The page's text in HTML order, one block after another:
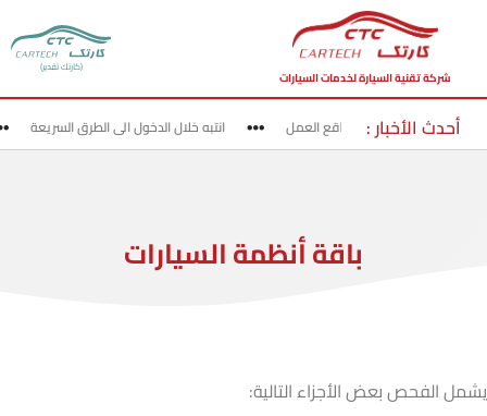
شركة تقنية السيارة لخدمات السيارات
(كارتك تقدير)
أحدث الأخبار :
قد بحذر في مناطق مواقع العمل انتبه خلال الدخول الى الطرق السريعة
باقة أنظمة السيارات
يشمل الفحص بعض الأجزاء التالية: